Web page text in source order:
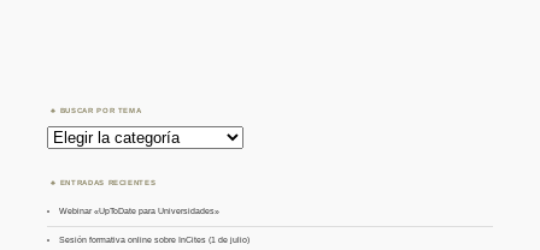
BUSCAR POR TEMA
Buscar
por
Tema
ENTRADAS RECIENTES
Webinar «UpToDate para Universidades»
Sesión formativa online sobre InCites (1 de julio)